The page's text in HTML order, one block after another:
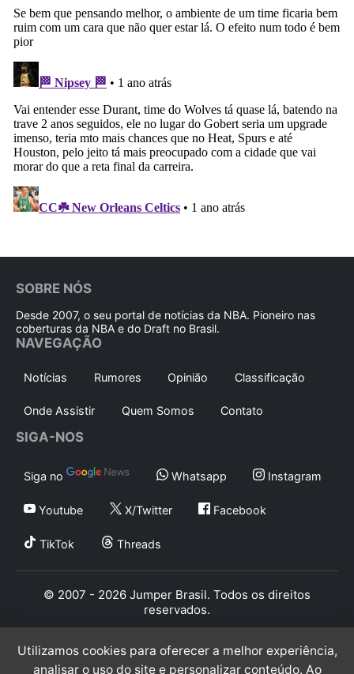
SOBRE NÓS
Desde 2007, o seu portal de notícias da NBA. Pioneiro nas
coberturas da NBA e do Draft no Brasil.
NAVEGAÇÃO
Notícias Rumores Opinião Classificação
Onde Assistir Quem Somos Contato
SIGA-NOS
Siga no Whatsapp Instagram
Youtube X/Twitter Facebook
TikTok Threads
© 2007 - 2026 Jumper Brasil. Todos os direitos
reservados.
Utilizamos cookies para oferecer a melhor experiência,
analisar o uso do site e personalizar conteúdo. Ao